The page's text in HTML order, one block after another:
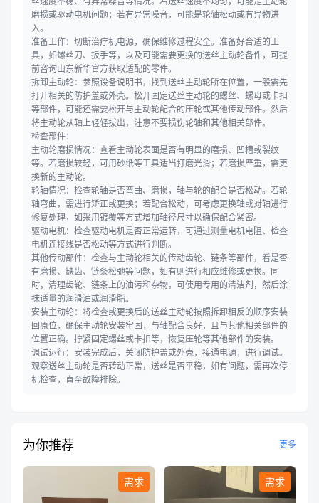
磨损或驱动电机问题；若有异常噪音，可能是轮轴松动或有异物进
入。
准备工作：切断治疗机电源，确保维修过程安全。准备好合适的工
具，如螺丝刀、扳手等，以及可能需要更换的送丝主动轮备件，可提
前咨询山东新华官方获取适配的零件。
拆卸主动轮：参照设备说明书，找到送丝主动轮所在位置，一般需先
打开相关的防护盖或外壳。松开固定送丝主动轮的螺丝、螺母或卡扣
等部件，可能还需要松开与主动轮配合的压轮或其他传动部件。然后
将主动轮从轴上轻轻拔出，注意不要损伤轮轴和其他相关部件。
检查部件：
主动轮磨损情况：查看主动轮表面是否有明显的磨损、凹槽或裂纹
等。若磨损较轻，可用砂纸等工具适当打磨光滑；若磨损严重，需更
换新的主动轮。
轮轴情况：检查轮轴是否弯曲、磨损，轴与轮的配合是否松动。若轮
轴弯曲，需进行矫正或更换；若配合松动，可考虑更换轴或对轴进行
修复处理，如采用镀覆等方式增加轴径尺寸以确保配合紧密。
驱动电机：检查驱动电机是否正常运转，可通过测量电机电阻、检查
电机连接线是否松动等方式进行判断。
其他传动部件：检查与主动轮相关的传动齿轮、链条等部件，看是否
有磨损、缺齿、链条松弛等问题，如有则进行相应维修或更换。同
时，清理齿轮、链条上的油污和杂物，可使用专用的清洁剂，然后涂
抹适量的润滑油或润滑脂。
安装主动轮：将检查或更换后的送丝主动轮按照拆卸相反的顺序安装
回原位，确保主动轮安装牢固，与轴配合良好，且与其他相关部件的
位置正确。拧紧固定螺丝或卡扣等，恢复压轮等其他部件的安装。
调试运行：安装完成后，关闭防护盖或外壳，接通电源，进行调试。
观察送丝主动轮是否转动正常，送丝是否平稳，如有问题，需再次停
机检查，直至故障排除。
为你推荐 更多
需求 需求